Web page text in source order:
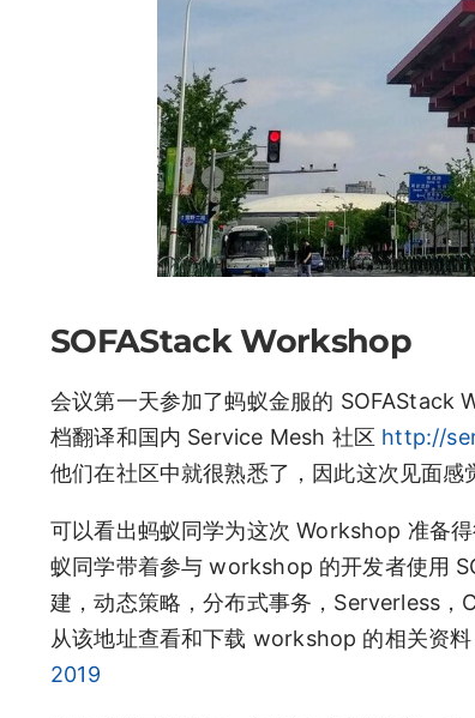
SOFAStack Workshop
会议第一天参加了蚂蚁金服的 SOFAStack
档翻译和国内 Service Mesh 社区 http://
他们在社区中就很熟悉了，因此这次见面感
可以看出蚂蚁同学为这次 Workshop 准备
蚁同学带着参与 workshop 的开发者使用
建，动态策略，分布式事务，Serverless
从该地址查看和下载 workshop 的相关资料
2019